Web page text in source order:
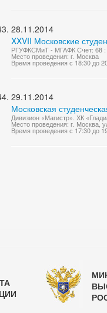
28.11.2014
XXVII Московские
РГУФКСМиТ - МГАФК Счет: 68 :
Место проведения: г. Москва
Время проведения с 18:30 до
29.11.2014
Московская
Дивизион «Магистр». ХК
Место проведения: г.
Время проведения с 17:30 до